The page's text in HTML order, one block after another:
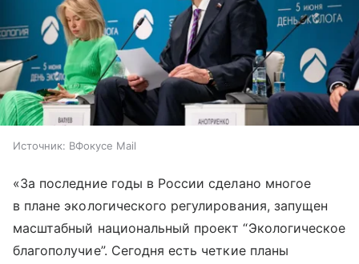
Источник: ВФокусе Mail
«За последние годы в России сделано многое
в плане экологического регулирования, запущен
масштабный национальный проект “Экологическое
благополучие”. Сегодня есть четкие планы